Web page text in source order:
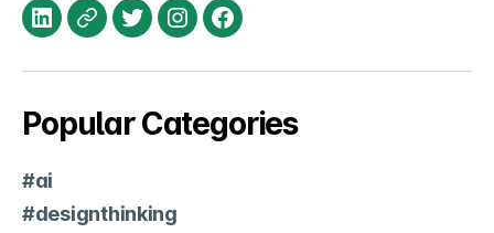
LinkedIn
XINGTwitterInstagramFacebook
Popular Categories
#ai
#designthinking